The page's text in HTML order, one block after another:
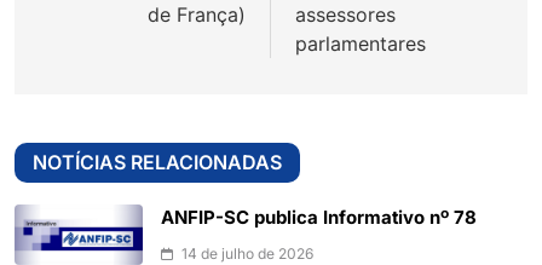
de França)
assessores
parlamentares
NOTÍCIAS RELACIONADAS
ANFIP-SC publica Informativo nº 78
14 de julho de 2026